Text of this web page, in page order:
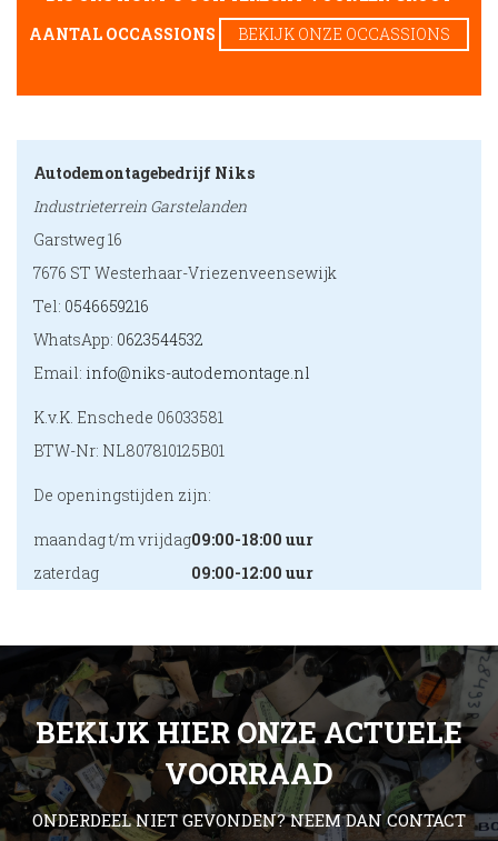
AANTAL OCCASSIONS
BEKIJK ONZE OCCASSIONS
Autodemontagebedrijf Niks
Industrieterrein Garstelanden
Garstweg 16
7676 ST Westerhaar-Vriezenveensewijk
Tel: 0546659216
WhatsApp: 0623544532
Email: info@niks-autodemontage.nl
K.v.K. Enschede 06033581
BTW-Nr: NL807810125B01
De openingstijden zijn:
maandag t/m vrijdag09:00-18:00 uur
zaterdag
09:00-12:00 uur
BEKIJK HIER ONZE ACTUELE
VOORRAAD
ONDERDEEL NIET GEVONDEN? NEEM DAN CONTACT